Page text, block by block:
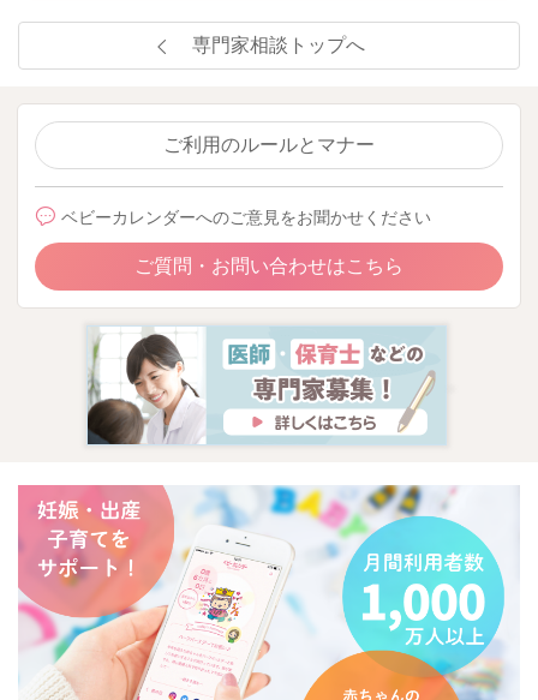
専門家相談トップへ
ご利用のルールとマナー
ベビーカレンダーへのご意見をお聞かせください
ご質問・お問い合わせはこちら